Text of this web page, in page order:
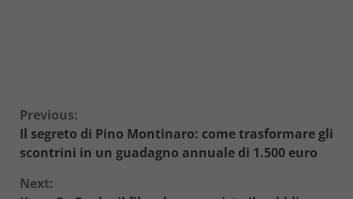
Continue
Reading
Previous:
Il segreto di Pino Montinaro: come trasformare gli
scontrini in un guadagno annuale di 1.500 euro
Next: